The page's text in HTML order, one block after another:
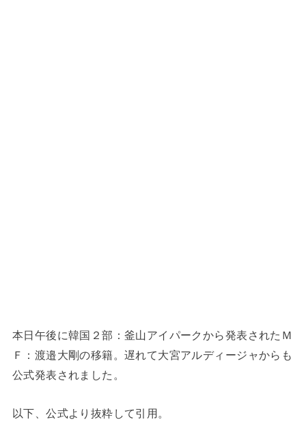
本日午後に韓国２部：釜山アイパークから発表されたＭ
Ｆ：渡邉大剛の移籍。遅れて大宮アルディージャからも
公式発表されました。
以下、公式より抜粋して引用。